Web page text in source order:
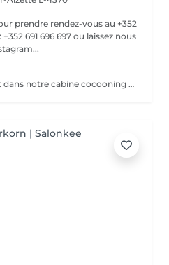
prendre rendez-vous au +352
691 696 697 ou laissez nous
Un massage à l'huile relaxant dans notre cabine cocooning avec des doigts de fée, n'hésitez plus, appelez nous !! +352 28 795858 ou par facebook, instagram ou encore notre site internet!! JFG CLINIC BELVAL